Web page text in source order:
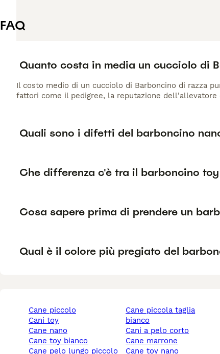
FAQ
Quanto costa in media un cucciolo di
Il costo medio di un cucciolo di Barboncino di razza
fattori come il pedigree, la reputazione dell'allevatore
Quali sono i difetti del barboncino
Che differenza c'è tra il barboncino
Cosa sapere prima di prendere un
Qual è il colore più pregiato del
cane piccolo
cani toy
cane nano
cane toy bianco
cane pelo lungo piccolo
cane piccola taglia
bianco
cani a pelo corto
cane marrone
cane toy nano